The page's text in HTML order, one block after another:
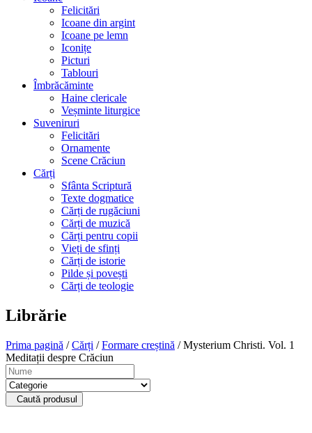
Felicitări
Icoane din argint
Icoane pe lemn
Iconițe
Picturi
Tablouri
Îmbrăcăminte
Haine clericale
Veșminte liturgice
Suveniruri
Felicitări
Ornamente
Scene Crăciun
Cărți
Sfânta Scriptură
Texte dogmatice
Cărți de rugăciuni
Cărți de muzică
Cărți pentru copii
Vieți de sfinți
Cărți de istorie
Pilde și povești
Cărți de teologie
Librărie
Prima pagină /Cărți /Formare creștină / Mysterium Christi. Vol. 1
Meditații despre Crăciun
Caută produsul